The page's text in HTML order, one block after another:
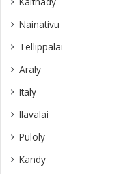
Nainativu
Tellippalai
Araly
Italy
Ilavalai
Puloly
Kandy